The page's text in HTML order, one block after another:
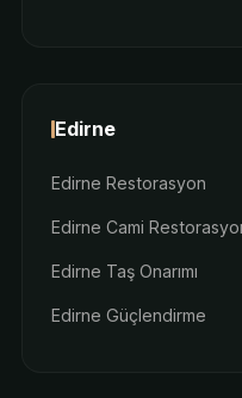
Edirne
Edirne Restorasyon
Edirne Cami
Edirne Taş Onarımı
Edirne Güçlendirme